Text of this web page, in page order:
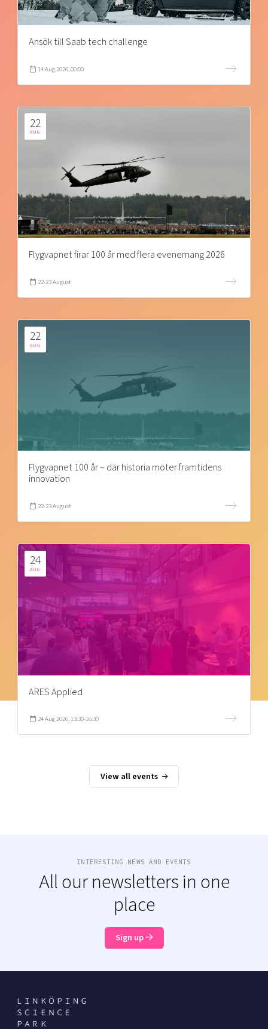
Ansök till Saab tech challenge
14 Aug 2026, 00:00
22
AUG
Flygvapnet firar 100 år med flera evenemang 2026
22-23 August
22
AUG
Flygvapnet 100 år – där historia möter framtidens
innovation
22-23 August
24
AUG
ARES Applied
24 Aug 2026, 13:30-16:30
View all events
INTERESTING NEWS AND EVENTS
All our newsletters in one
place
Sign up